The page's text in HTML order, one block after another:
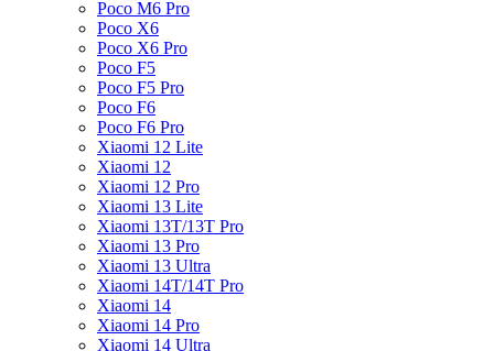
Poco M6 Pro
Poco X6
Poco X6 Pro
Poco F5
Poco F5 Pro
Poco F6
Poco F6 Pro
Xiaomi 12 Lite
Xiaomi 12
Xiaomi 12 Pro
Xiaomi 13 Lite
Xiaomi 13T/13T Pro
Xiaomi 13 Pro
Xiaomi 13 Ultra
Xiaomi 14T/14T Pro
Xiaomi 14
Xiaomi 14 Pro
Xiaomi 14 Ultra